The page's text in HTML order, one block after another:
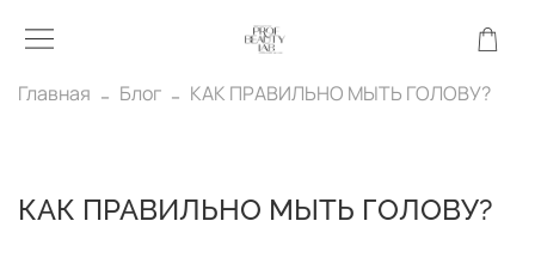
Главная Блог КАК ПРАВИЛЬНО МЫТЬ ГОЛОВУ?
КАК ПРАВИЛЬНО МЫТЬ ГОЛОВУ?